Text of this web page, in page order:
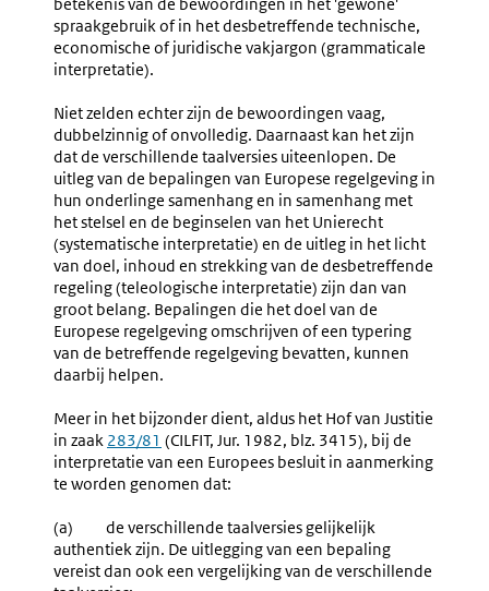
spraakgebruik of in het desbetreffende technische,
economische of juridische vakjargon (grammaticale
interpretatie).
Niet zelden echter zijn de bewoordingen vaag,
dubbelzinnig of onvolledig. Daarnaast kan het zijn
dat de verschillende taalversies uiteenlopen. De
uitleg van de bepalingen van Europese regelgeving in
hun onderlinge samenhang en in samenhang met
het stelsel en de beginselen van het Unierecht
(systematische interpretatie) en de uitleg in het licht
van doel, inhoud en strekking van de desbetreffende
regeling (teleologische interpretatie) zijn dan van
groot belang. Bepalingen die het doel van de
Europese regelgeving omschrijven of een typering
van de betreffende regelgeving bevatten, kunnen
daarbij helpen.
Meer in het bijzonder dient, aldus het Hof van Justitie
in zaak Externe
link:
283/81 (CILFIT, Jur. 1982, blz. 3415), bij de
interpretatie van een Europees besluit in aanmerking
te worden genomen dat:
(a) de verschillende taalversies gelijkelijk
authentiek zijn. De uitlegging van een bepaling
vereist dan ook een vergelijking van de verschillende